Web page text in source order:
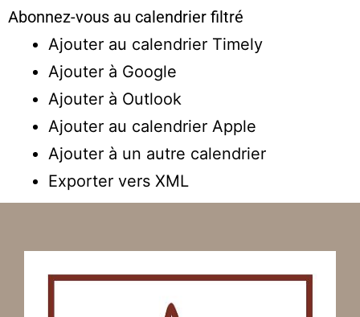
Abonnez-vous au calendrier filtré
Ajouter au calendrier Timely
Ajouter à Google
Ajouter à Outlook
Ajouter au calendrier Apple
Ajouter à un autre calendrier
Exporter vers XML